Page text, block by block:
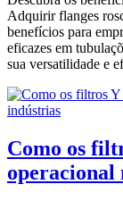
Adquirir flanges
benefícios para
eficazes em
sua versatilidade e
Como os
operacional